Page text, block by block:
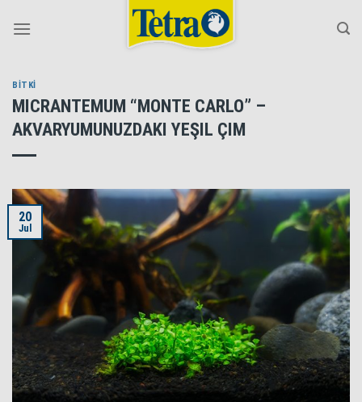
BİTKİ
MICRANTEMUM “MONTE CARLO” –
AKVARYUMUNUZDAKI YEŞIL ÇIM
20
Jul